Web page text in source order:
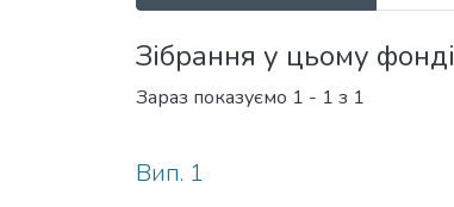
Зібрання у цьому фонді
Зараз показуємо 1 - 1 з 1
Вип. 1